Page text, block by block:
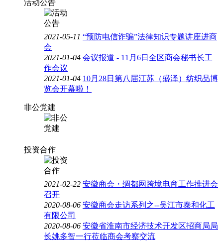
活动公告
2021-05-11 “预防电信诈骗”法律知识专题讲座进商
会
2021-01-04 会议报道 - 11月6日全区商会秘书长工
作会议
2021-01-04 10月28日第八届江苏（盛泽）纺织品博
览会开幕啦！
非公党建
投资合作
2021-02-22 安徽商会・绸都网跨境电商工作推进会
召开
2020-08-06 安徽商会走访系列之--吴江市泰和化工
有限公司
2020-08-06 安徽省淮南市经济技术开发区招商局局
长姚多智一行莅临商会考察交流